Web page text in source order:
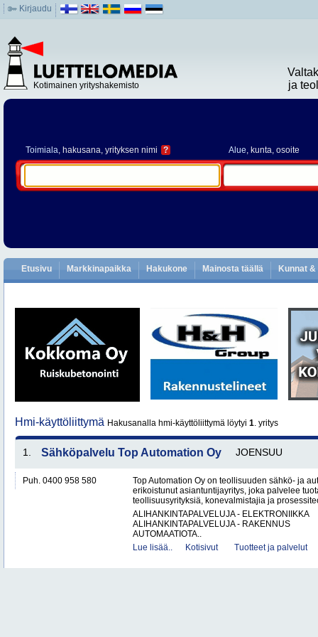
Kirjaudu
Kotimainen yrityshakemisto
ja
Toimiala, hakusana, yrityksen nimi ? Alue, kunta, osoite
Etusivu Markkinapaikka Hakukone Mainosta täällä Kunnat
Hmi-käyttöliittymä Hakusanalla hmi-käyttöliittymä löytyi 1. yritys
1. Sähköpalvelu Top Automation Oy JOENSUU
Puh. 0400 958 580
Top Automation Oy on teollisuuden sähkö- ja
erikoistunut asiantuntijayritys, joka palvelee
teollisuusyrityksiä, konevalmistajia ja
ALIHANKINTAPALVELUJA - ELEKTRONIIKKA
ALIHANKINTAPALVELUJA - RAKENNUS
AUTOMAATIOTA..
Lue lisää..
Kotisivut Tuotteet ja palvelut